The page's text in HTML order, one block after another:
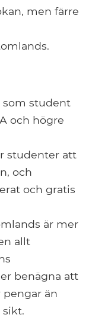
men färre
som student
och högre
studenter att
och
och gratis
är mer
allt
benägna att
än
sikt.